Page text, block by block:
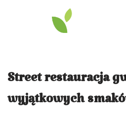
Street restauracja
wyjątkowych